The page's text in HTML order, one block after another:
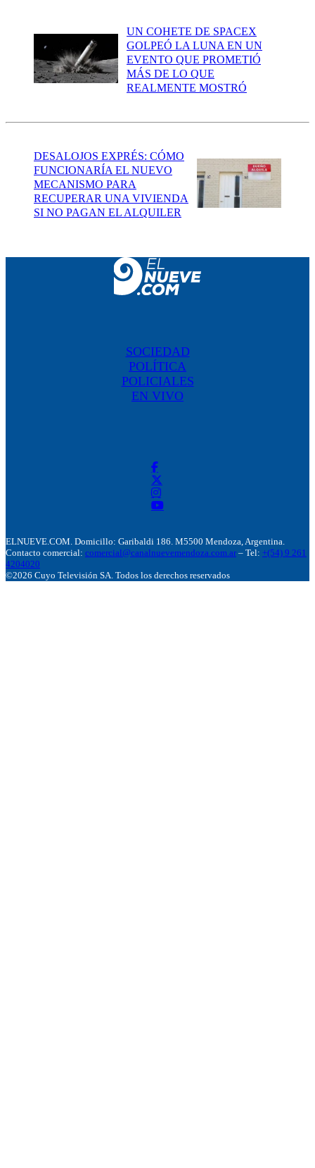
UN COHETE DE SPACEX
GOLPEÓ LA LUNA EN UN
EVENTO QUE PROMETIÓ
MÁS DE LO QUE
REALMENTE MOSTRÓ
DESALOJOS EXPRÉS: CÓMO
FUNCIONARÍA EL NUEVO
MECANISMO PARA
RECUPERAR UNA VIVIENDA
SI NO PAGAN EL ALQUILER
SOCIEDAD
POLÍTICA
POLICIALES
EN VIVO
ELNUEVE.COM. Domicillo: Garibaldi 186. M5500 Mendoza, Argentina.
Contacto comercial: comercial@canalnuevemendoza.com.ar – Tel: +(54) 9 261
4204020
©2026 Cuyo Televisión SA. Todos los derechos reservados